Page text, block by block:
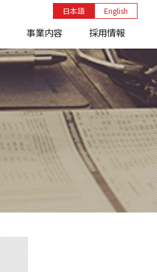
事業内容 採用情報
English
日本語